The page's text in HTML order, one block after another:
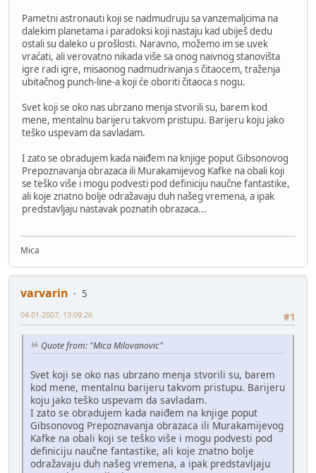
Pametni astronauti koji se nadmudruju sa vanzemaljcima na
dalekim planetama i paradoksi koji nastaju kad ubiješ dedu
ostali su daleko u prošlosti. Naravno, možemo im se uvek
vraćati, ali verovatno nikada više sa onog naivnog stanovišta
igre radi igre, misaonog nadmudrivanja s čitaocem, traženja
ubitačnog punch-line-a koji će oboriti čitaoca s nogu.
Svet koji se oko nas ubrzano menja stvorili su, barem kod
mene, mentalnu barijeru takvom pristupu. Barijeru koju jako
teško uspevam da savladam.
I zato se obradujem kada naiđem na knjige poput Gibsonovog
Prepoznavanja obrazaca ili Murakamijevog Kafke na obali koji
se teško više i mogu podvesti pod definiciju naučne fantastike,
ali koje znatno bolje odražavaju duh našeg vremena, a ipak
predstavljaju nastavak poznatih obrazaca...
Mica
varvarin
5
#1
04-01-2007, 13:09:26
Quote from: "Mica Milovanovic"
Svet koji se oko nas ubrzano menja stvorili su, barem
kod mene, mentalnu barijeru takvom pristupu. Barijeru
koju jako teško uspevam da savladam.
I zato se obradujem kada naiđem na knjige poput
Gibsonovog Prepoznavanja obrazaca ili Murakamijevog
Kafke na obali koji se teško više i mogu podvesti pod
definiciju naučne fantastike, ali koje znatno bolje
odražavaju duh našeg vremena, a ipak predstavljaju